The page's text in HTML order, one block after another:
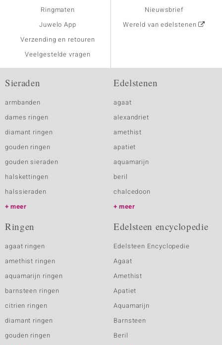
Ringmaten
Juwelo App
Verzending en retouren
Veelgestelde vragen
Nieuwsbrief
Wereld van edelstenen
Sieraden
armbanden
dames ringen
diamant ringen
gouden ringen
gouden sieraden
halskettingen
halssieraden
meer
Edelstenen
agaat
alexandriet
amethist
apatiet
aquamarijn
beril
chalcedoon
meer
Ringen
agaat ringen
amethist ringen
aquamarijn ringen
barnsteen ringen
citrien ringen
diamant ringen
gouden ringen
Edelsteen encyclopedie
Edelsteen Encyclopedie
Agaat
Amethist
Apatiet
Aquamarijn
Barnsteen
Beril